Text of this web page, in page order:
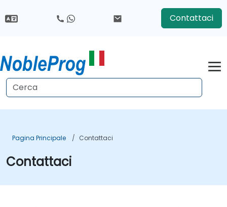
Contattaci
Pagina Principale Contattaci
Contattaci